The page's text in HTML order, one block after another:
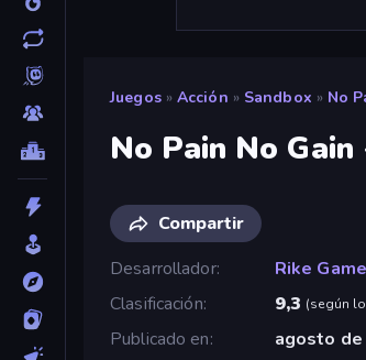
Juegos » Acción » Sandbox » No
No Pain No
Compartir
Desarrollador
Rike
Clasificación
9,3 (según
Publicado en
agosto